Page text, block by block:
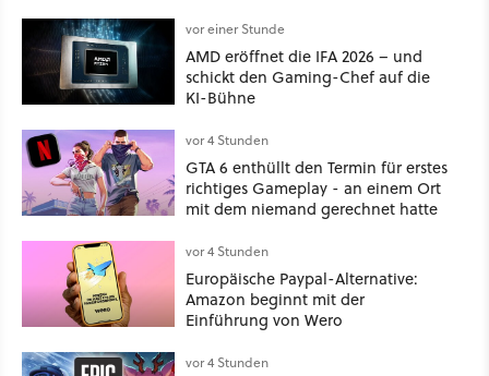
vor einer Stunde
AMD eröffnet die IFA 2026 – und
schickt den Gaming-Chef auf die
KI-Bühne
vor 4 Stunden
GTA 6 enthüllt den Termin für erstes
richtiges Gameplay - an einem Ort
mit dem niemand gerechnet hatte
vor 4 Stunden
Europäische Paypal-Alternative:
Amazon beginnt mit der
Einführung von Wero
vor 4 Stunden